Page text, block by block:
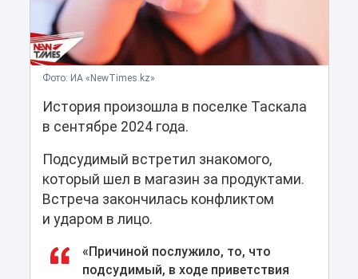
Фото: ИА «NewTimes.kz»
История произошла в поселке Таскала
в сентябре 2024 года.
Подсудимый встретил знакомого,
который шел в магазин за продуктами.
Встреча закончилась конфликтом
и ударом в лицо.
«Причиной послужило, то, что
подсудимый, в ходе приветствия